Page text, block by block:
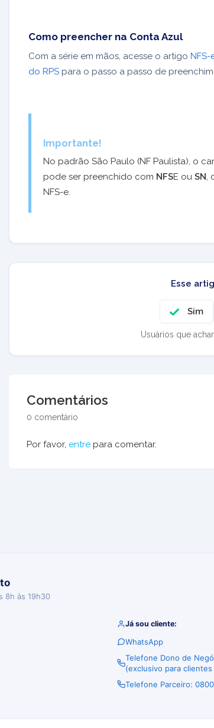
Como preencher na Conta Azul
Com a série em mãos, acesse o artigo
do RPS para o passo a passo de
Importante!
No padrão São Paulo (NF Paulista), o
pode ser preenchido com NFSE ou SN
NFS-e.
Esse
Sim
Usuários que
Comentários
0 comentário
Por favor, entre para comentar.
8h às 19h30
Já sou cliente:
WhatsApp
Telefone Dono de
(exclusivo para clientes
Telefone Parceiro: